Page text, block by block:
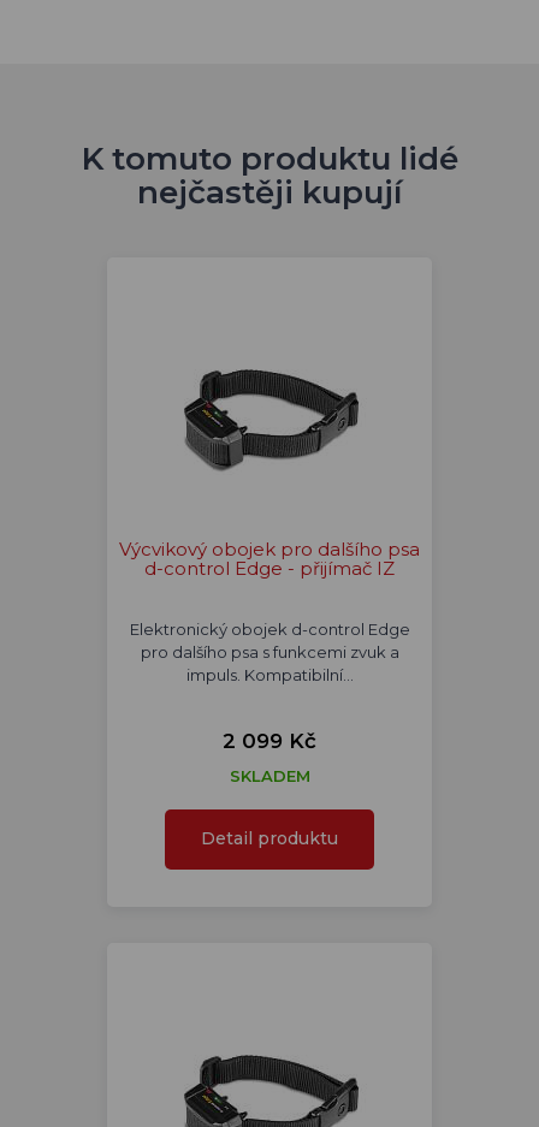
K tomuto produktu lidé
nejčastěji kupují
Výcvikový obojek pro dalšího psa
d-control Edge - přijímač IZ
Elektronický obojek d-control Edge
pro dalšího psa s funkcemi zvuk a
impuls. Kompatibilní…
2 099 Kč
SKLADEM
Detail produktu